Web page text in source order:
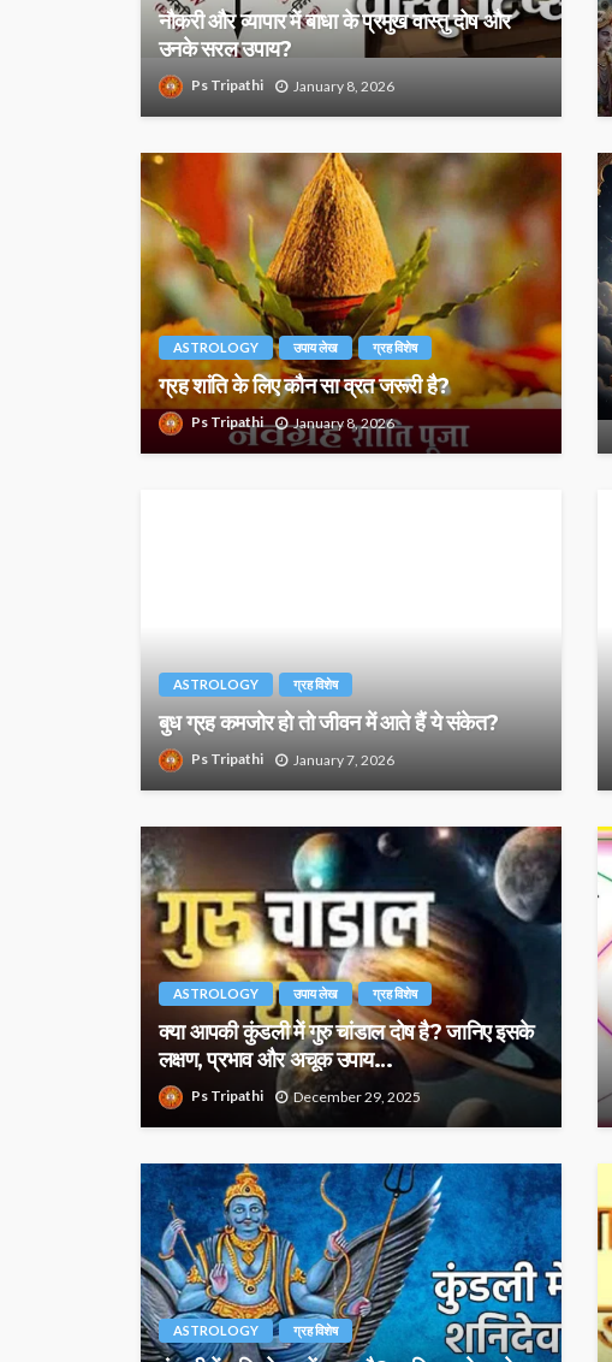
नौकरी और व्यापार में बाधा के प्रमुख वास्तु दोष और
उनके सरल उपाय?
Ps Tripathi January 8, 2026
ASTROLOGY उपाय लेख ग्रह विशेष
ग्रह शांति के लिए कौन सा व्रत जरूरी है?
Ps Tripathi January 8, 2026
ASTROLOGY ग्रह विशेष
बुध ग्रह कमजोर हो तो जीवन में आते हैं ये संकेत?
Ps Tripathi January 7, 2026
ASTROLOGY उपाय लेख ग्रह विशेष
क्या आपकी कुंडली में गुरु चांडाल दोष है? जानिए इसके
लक्षण, प्रभाव और अचूक उपाय…
Ps Tripathi December 29, 2025
ASTROLOGY ग्रह विशेष